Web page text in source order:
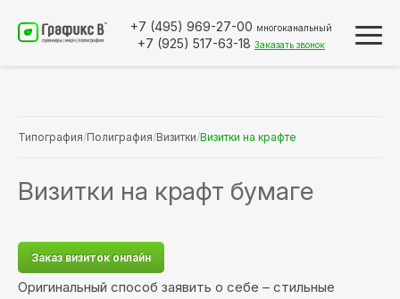
+7 (495) 969-27-00 многоканальный
+7 (925) 517-63-18 Заказать звонок
Типография/Полиграфия/Визитки/Визитки на крафте
Визитки на крафт бумаге
Заказ визиток онлайн
Оригинальный способ заявить о себе – стильные